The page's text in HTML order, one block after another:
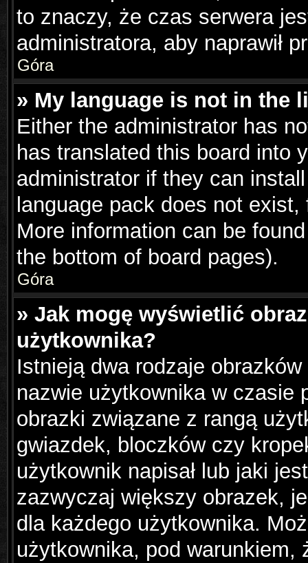
to znaczy, że czas serwera
administratora, aby naprawił
Góra
» My language is not in the
Either the administrator has
has translated this board into
administrator if they can
language pack does not
More information can be
the bottom of board pages).
Góra
» Jak mogę wyświetlić
użytkownika?
Istnieją dwa rodzaje
nazwie użytkownika w czasie
obrazki związane z rangą
gwiazdek, bloczków czy
użytkownik napisał lub jaki
zazwyczaj większy obrazek,
dla każdego użytkownika.
użytkownika, pod warunkiem,